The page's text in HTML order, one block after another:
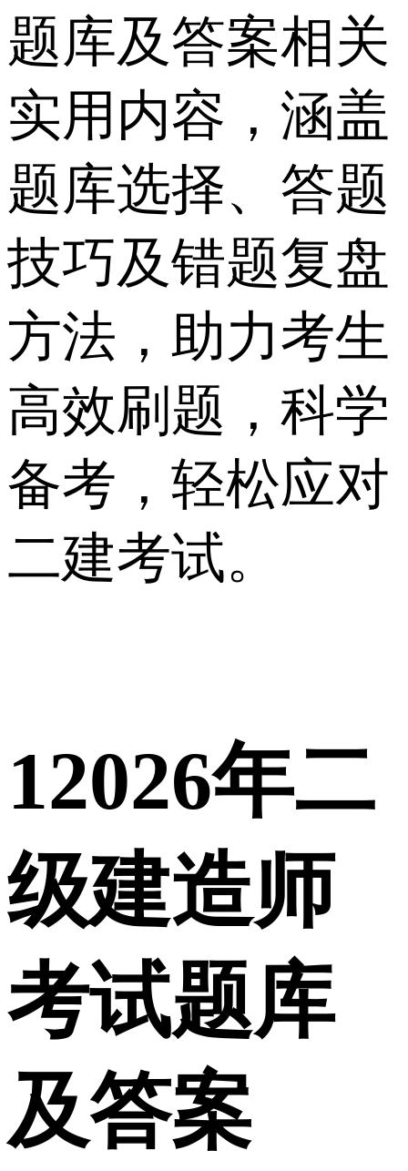
题库及答案相关
实用内容，涵盖
题库选择、答题
技巧及错题复盘
方法，助力考生
高效刷题，科学
备考，轻松应对
二建考试。
12026年二
级建造师
考试题库
及答案